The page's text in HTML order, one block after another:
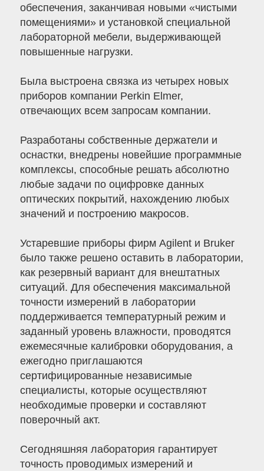
обеспечения, заканчивая новыми «чистыми
помещениями» и установкой специальной
лабораторной мебели, выдерживающей
повышенные нагрузки.
Была выстроена связка из четырех новых
приборов компании Perkin Elmer,
отвечающих всем запросам компании.
Разработаны собственные держатели и
оснастки, внедрены новейшие программные
комплексы, способные решать абсолютно
любые задачи по оцифровке данных
оптических покрытий, нахождению любых
значений и построению макросов.
Устаревшие приборы фирм Agilent и Bruker
было также решено оставить в лаборатории,
как резервный вариант для внештатных
ситуаций. Для обеспечения максимальной
точности измерений в лаборатории
поддерживается температурный режим и
заданный уровень влажности, проводятся
ежемесячные калибровки оборудования, а
ежегодно приглашаются
сертифицированные независимые
специалисты, которые осуществляют
необходимые проверки и составляют
поверочный акт.
Сегодняшняя лаборатория гарантирует
точность проводимых измерений и